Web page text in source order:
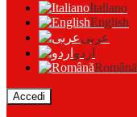
Italiano
English
عربى
اردو
Română
Accedi